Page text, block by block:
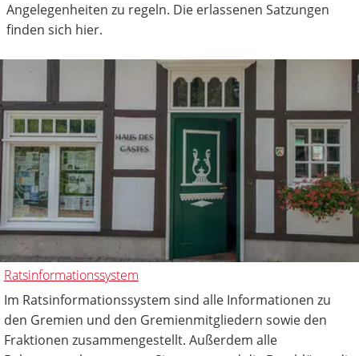
Angelegenheiten zu regeln. Die erlassenen Satzungen
finden sich hier.
Ratsinformationssystem
Im Ratsinformationssystem sind alle Informationen zu
den Gremien und den Gremienmitgliedern sowie den
Fraktionen zusammengestellt. Außerdem alle